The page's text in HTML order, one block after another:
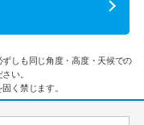
しも同じ角度・高度・天候での
い。
く禁じます。